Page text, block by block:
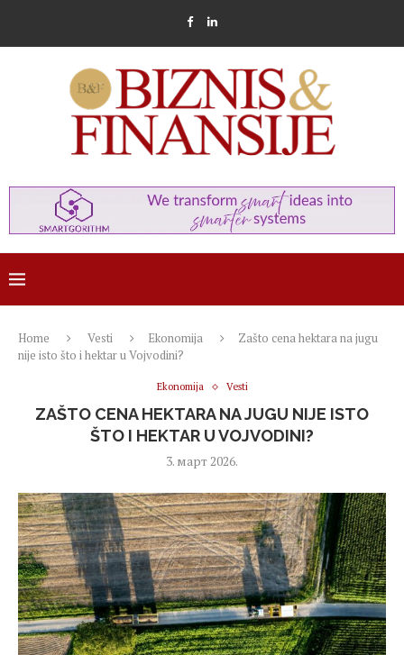
Home Vesti Ekonomija
Zašto cena hektara na jugu
nije isto što i hektar u Vojvodini?
Ekonomija Vesti
ZAŠTO CENA HEKTARA NA JUGU NIJE ISTO
ŠTO I HEKTAR U VOJVODINI?
3. март 2026.